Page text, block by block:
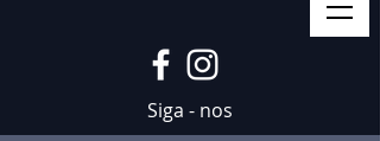
Siga - nos